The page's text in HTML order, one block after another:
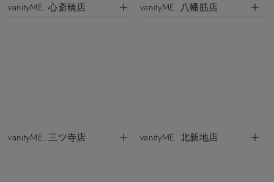
vanityME. 心斎橋店 vanityME. 八幡筋店
vanityME. 三ツ寺店 vanityME. 北新地店